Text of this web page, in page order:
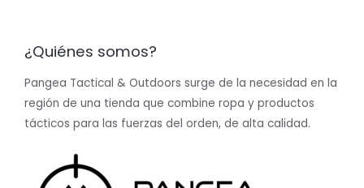
¿Quiénes somos?
Pangea Tactical & Outdoors surge de la necesidad en la
región de una tienda que combine ropa y productos
tácticos para las fuerzas del orden, de alta calidad.